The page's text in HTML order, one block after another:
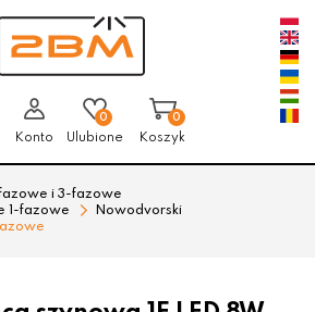
Konto
0
Ulubione
0
Koszyk
i 3-fazowe
1-fazowe
Nowodvorski